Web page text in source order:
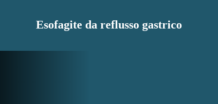
Esofagite da reflusso gastrico